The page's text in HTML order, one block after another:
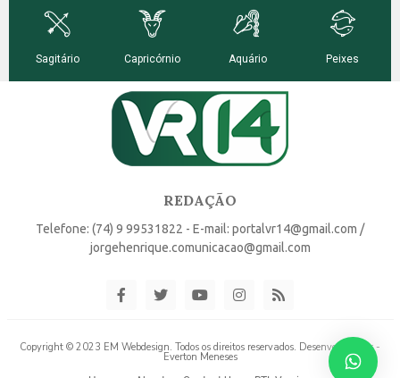
REDAÇÃO
Telefone: (74) 9 99531822 - E-mail: portalvr14@gmail.com /
jorgehenrique.comunicacao@gmail.com
Copyright © 2023 EM Webdesign. Todos os direitos reservados. Desenvolvido por -
Everton Meneses